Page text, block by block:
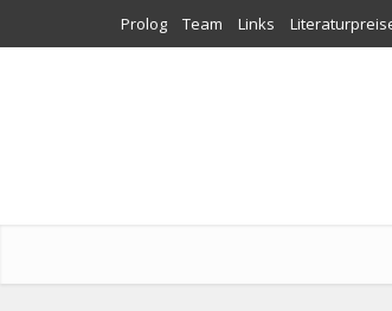
Prolog Team Links